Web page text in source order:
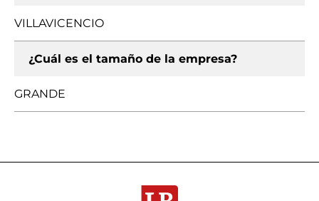
VILLAVICENCIO
¿Cuál es el tamaño de la empresa?
GRANDE